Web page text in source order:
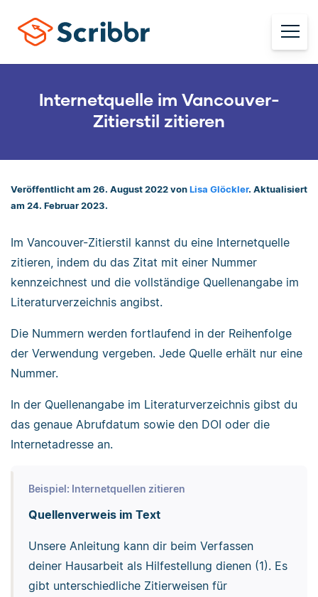
Internetquelle im Vancouver-
Zitierstil zitieren
Veröffentlicht am 26. August 2022 von Lisa Glöckler. Aktualisiert
am 24. Februar 2023.
Im Vancouver-Zitierstil kannst du eine Internetquelle
zitieren, indem du das Zitat mit einer Nummer
kennzeichnest und die vollständige Quellenangabe im
Literaturverzeichnis angibst.
Die Nummern werden fortlaufend in der Reihenfolge
der Verwendung vergeben. Jede Quelle erhält nur eine
Nummer.
In der Quellenangabe im Literaturverzeichnis gibst du
das genaue Abrufdatum sowie den DOI oder die
Internetadresse an.
Beispiel: Internetquellen zitieren
Quellenverweis im Text
Unsere Anleitung kann dir beim Verfassen
deiner Hausarbeit als Hilfestellung dienen (1). Es
gibt unterschiedliche Zitierweisen für